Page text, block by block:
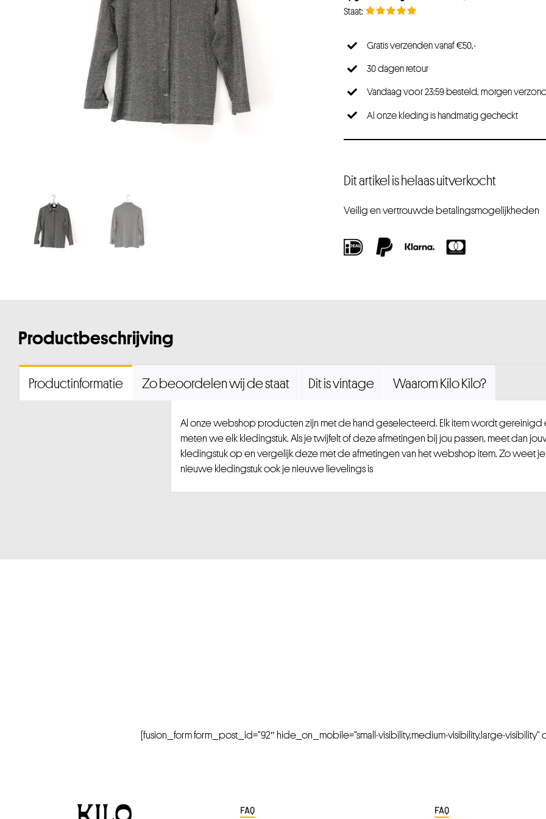
Gratis verzenden vanaf €50,-
30 dagen retour
Vandaag voor 23:59 besteld, morgen
Al onze kleding is handmatig gecheckt
Dit artikel is helaas uitverkocht
Veilig en vertrouwde betalingsmogelijkheden
Productbeschrijving
Productinformatie Zo beoordelen wij de staat Dit is vintage Waarom Kilo Kilo?
Al onze webshop producten zijn met de hand geselecteerd. Elk item wordt gereinigd
meten we elk kledingstuk. Als je twijfelt of deze afmetingen bij jou passen, meet dan
kledingstuk op en vergelijk deze met de afmetingen van het webshop item. Zo weet
nieuwe kledingstuk ook je nieuwe lievelings is
[fusion_form form_post_id=”92″ hide_on_mobile=”small-visibility,medium-visibility,large-visibility”
FAQ FAQ